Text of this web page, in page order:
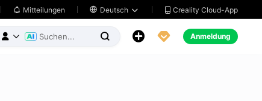
 Mitteilungen  Deutsch   Creality Cloud-App
     Anmeldung